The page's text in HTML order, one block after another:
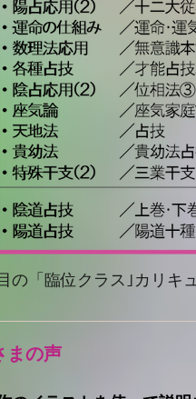
の「臨位クラス｣カリキ
まの声